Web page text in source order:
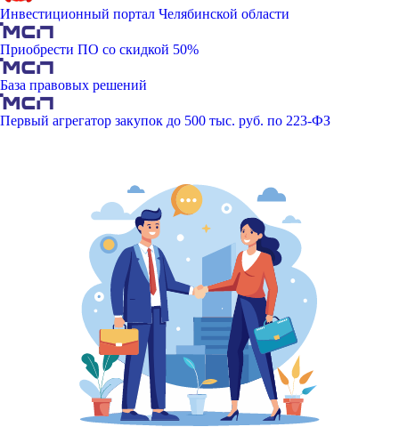
Инвестиционный портал Челябинской области
Приобрести ПО со скидкой 50%
База правовых решений
Первый агрегатор закупок до 500 тыс. руб. по 223-ФЗ